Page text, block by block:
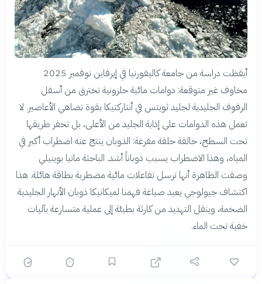
أيقظت دراسة من جامعة كاليفورنيا في إيرفاين نوفمبر 2025
مخاوف غير متوقعة: دوامات مائية حلزونية تخترق من أسفل
الرفوف الجليدية لجليد ثويتس في أنتاركتيكا بقوة تضاهي الأعاصير. لا
تعمل هذه الدوامات على إذابة الجليد من الأعلى، بل تحفر طريقها
تحت السطح، خالقة حلقة مفرغة: الذوبان ينتج عنه اضطراب أكبر في
المياه، وهذا الاضطراب يسبب ذوباناً أشد. الباحثة ماتيا بوينيلي
وصفت الظاهرة أنها ترسل تفاعلات مائية مضطربة بطاقة هائلة. هذا
اكتشاف جيولوجي يعيد صياغة فهمنا لميكانيكا ذوبان الأنهار الجليدية
الضخمة، وينقل التهديد من كارثة بطيئة إلى عملية متسارعة بآليات
خفية تحت الماء.